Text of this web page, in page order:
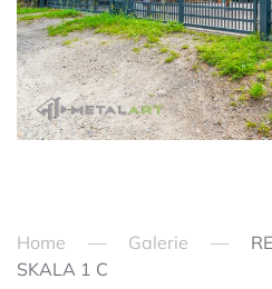
Home Galerie
SKALA 1 C